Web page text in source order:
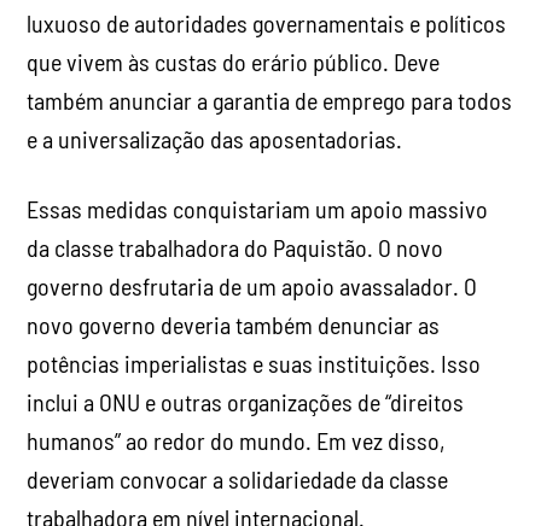
luxuoso de autoridades governamentais e políticos
que vivem às custas do erário público. Deve
também anunciar a garantia de emprego para todos
e a universalização das aposentadorias.
Essas medidas conquistariam um apoio massivo
da classe trabalhadora do Paquistão. O novo
governo desfrutaria de um apoio avassalador. O
novo governo deveria também denunciar as
potências imperialistas e suas instituições. Isso
inclui a ONU e outras organizações de “direitos
humanos” ao redor do mundo. Em vez disso,
deveriam convocar a solidariedade da classe
trabalhadora em nível internacional.